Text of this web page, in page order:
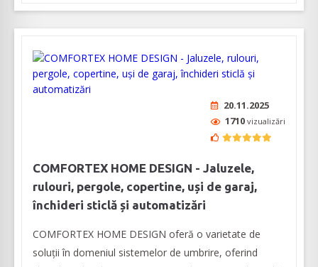
20.11.2025
1710 vizualizări
COMFORTEX HOME DESIGN - Jaluzele,
rulouri, pergole, copertine, uși de garaj,
închideri sticlă și automatizări
COMFORTEX HOME DESIGN oferă o varietate de
soluții în domeniul sistemelor de umbrire, oferind